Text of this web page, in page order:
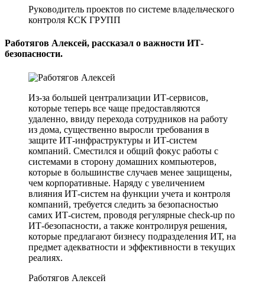
Руководитель проектов по системе владельческого
контроля КСК ГРУПП
Работягов Алексей, рассказал о важности ИТ-
безопасности.
Из-за большей централизации ИТ-сервисов,
которые теперь все чаще предоставляются
удаленно, ввиду перехода сотрудников на работу
из дома, существенно выросли требования в
защите ИТ-инфраструктуры и ИТ-систем
компаний. Сместился и общий фокус работы с
системами в сторону домашних компьютеров,
которые в большинстве случаев менее защищены,
чем корпоративные. Наряду с увеличением
влияния ИТ-систем на функции учета и контроля
компаний, требуется следить за безопасностью
самих ИТ-систем, проводя регулярные check-up по
ИТ-безопасности, а также контролируя решения,
которые предлагают бизнесу подразделения ИТ, на
предмет адекватности и эффективности в текущих
реалиях.
Работягов Алексей